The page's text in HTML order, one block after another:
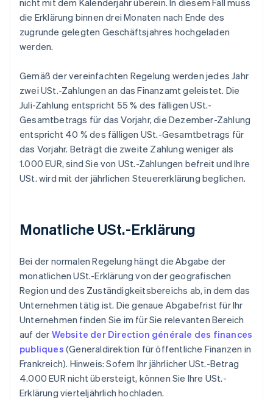
nicht mit dem Kalenderjahr überein. In diesem Fall muss
die Erklärung binnen drei Monaten nach Ende des
zugrunde gelegten Geschäftsjahres hochgeladen
werden.
Gemäß der vereinfachten Regelung werden jedes Jahr
zwei USt.-Zahlungen an das Finanzamt geleistet. Die
Juli-Zahlung entspricht 55 % des fälligen USt.-
Gesamtbetrags für das Vorjahr, die Dezember-Zahlung
entspricht 40 % des fälligen USt.-Gesamtbetrags für
das Vorjahr. Beträgt die zweite Zahlung weniger als
1.000 EUR, sind Sie von USt.-Zahlungen befreit und Ihre
USt. wird mit der jährlichen Steuererklärung beglichen.
Monatliche USt.-Erklärung
Bei der normalen Regelung hängt die Abgabe der
monatlichen USt.-Erklärung von der geografischen
Region und des Zuständigkeitsbereichs ab, in dem das
Unternehmen tätig ist. Die genaue Abgabefrist für Ihr
Unternehmen finden Sie im für Sie relevanten Bereich
auf der Website der Direction générale des finances
publiques (Generaldirektion für öffentliche Finanzen in
Frankreich). Hinweis: Sofern Ihr jährlicher USt.-Betrag
4.000 EUR nicht übersteigt, können Sie Ihre USt.-
Erklärung vierteljährlich hochladen.